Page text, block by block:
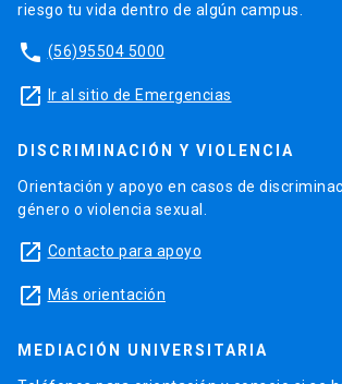
riesgo tu vida dentro de algún campus.
phone (56)95504 5000
launch Ir al sitio de Emergencias
DISCRIMINACIÓN Y VIOLENCIA
Orientación y apoyo en casos de
género o violencia sexual.
launch Contacto para apoyo
launch Más orientación
MEDIACIÓN UNIVERSITARIA